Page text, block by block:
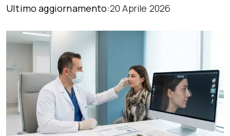
Ultimo aggiornamento:20 Aprile 2026